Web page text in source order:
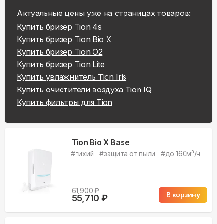
Актуальные цены уже на страницах товаров:
Купить бризер Tion 4s
Купить бризер Tion Bio X
Купить бризер Tion O2
Купить бризер Tion Lite
Купить увлажнитель Tion Iris
Купить очистители воздуха Tion IQ
Купить фильтры для Tion
Tion Bio X Base
#тихий #защита от пыли #до 160м³/ч
61,900₽
55,710 ₽ В корзину